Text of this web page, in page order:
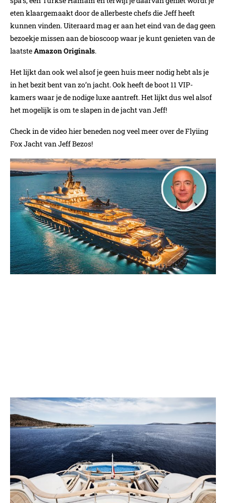
eten klaargemaakt door de allerbeste chefs die Jeff heeft
kunnen vinden. Uiteraard mag er aan het eind van de dag geen
bezoekje missen aan de bioscoop waar je kunt genieten van de
laatsteAmazon Originals.
Het lijkt dan ook wel alsof je geen huis meer nodig hebt als je
in het bezit bent van zo’n jacht. Ook heeft de boot 11 VIP-
kamers waar je de nodige luxe aantreft. Het lijkt dus wel alsof
het mogelijk is om te slapen in de jacht van Jeff!
Check in de video hier beneden nog veel meer over de Flyiing
Fox Jacht van Jeff Bezos!